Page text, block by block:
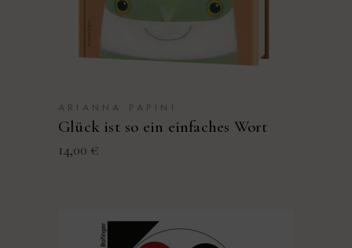
ARIANNA PAPINI
Glück ist so ein einfaches Wort
14,00 €